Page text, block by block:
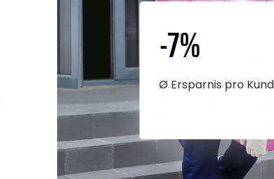
-7%
Ø Ersparnis pro